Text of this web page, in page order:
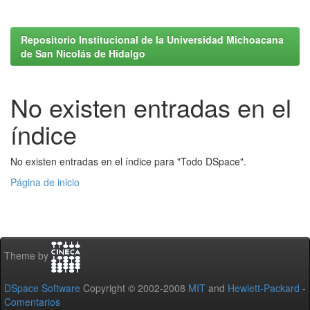
Repositorio Institucional de la Universidad Michoacana
de San Nicolás de Hidalgo
No existen entradas en el
índice
No existen entradas en el índice para "Todo DSpace".
Página de inicio
Theme by
DSpace Software Copyright © 2002-2008 MIT and Hewlett-Packard -
Comentarios